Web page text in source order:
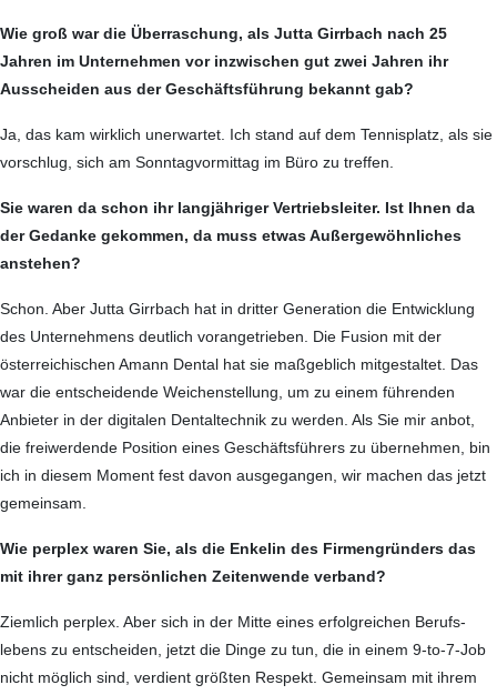
Wie groß war die Überraschung, als Jutta Girrbach nach 25
Jahren im Unter­nehmen vor inzwischen gut zwei Jahren ihr
Ausscheiden aus der Geschäfts­führung bekannt gab?
Ja, das kam wirklich unerwartet. Ich stand auf dem Tennisplatz, als sie
vorschlug, sich am Sonntagvormittag im Büro zu treffen.
Sie waren da schon ihr langjähriger Vertriebsleiter. Ist Ihnen da
der Gedanke gekommen, da muss etwas Außergewöhnliches
anstehen?
Schon. Aber Jutta Girrbach hat in dritter Generation die Entwicklung
des Unter­nehmens deutlich vorangetrieben. Die Fusion mit der
österreichischen Amann Dental hat sie maßgeblich mitgestaltet. Das
war die entscheidende Weichenstellung, um zu einem führenden
Anbieter in der digitalen Dentaltechnik zu werden. Als Sie mir anbot,
die freiwerdende Position eines Geschäfts­führers zu übernehmen, bin
ich in diesem Moment fest davon ausgegangen, wir machen das jetzt
gemeinsam.
Wie perplex waren Sie, als die Enkelin des Firmengründers das
mit ihrer ganz persönlichen Zeitenwende verband?
Ziemlich perplex. Aber sich in der Mitte eines erfolgreichen Berufs­
lebens zu entscheiden, jetzt die Dinge zu tun, die in einem 9-to-7-Job
nicht möglich sind, verdient größten Respekt. Gemeinsam mit ihrem